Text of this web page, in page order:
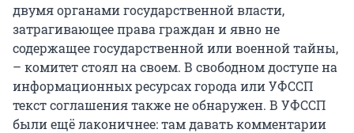
двумя органами государственной власти,
затрагивающее права граждан и явно не
содержащее государственной или военной тайны,
– комитет стоял на своем. В свободном доступе на
информационных ресурсах города или УФССП
текст соглашения также не обнаружен. В УФССП
были ещё лаконичнее: там давать комментарии